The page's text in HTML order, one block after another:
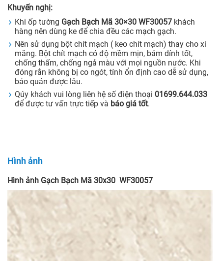
Khuyến nghị:
Khi ốp tường Gạch Bạch Mã 30×30 WF30057 khách
hàng nên dùng ke để chia đều các mạch gạch.
Nên sử dụng bột chít mạch ( keo chít mạch) thay cho xi
măng. Bột chít mạch có độ mềm mịn, bám dính tốt,
chống thấm, chống ngả màu với mọi nguồn nước. Khi
đóng rắn không bị co ngót, tính ổn định cao dễ sử dụng,
bảo quản được lâu.
Qúy khách vui lòng liên hệ số điện thoại 01699.644.033
để được tư vấn trực tiếp và báo giá tốt.
Hình ảnh
Hình ảnh Gạch Bạch Mã 30x30 WF30057